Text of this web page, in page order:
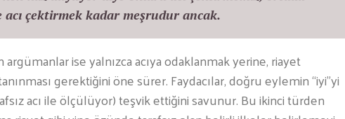
çektirmek kadar meşrudur ancak.
ise yalnızca acıya odaklanmak yerine, riayet
gerektiğini öne sürer. Faydacılar, doğru eylemin “iyi”yi
acı ile ölçülüyor) teşvik ettiğini savunur. Bu ikinci türden